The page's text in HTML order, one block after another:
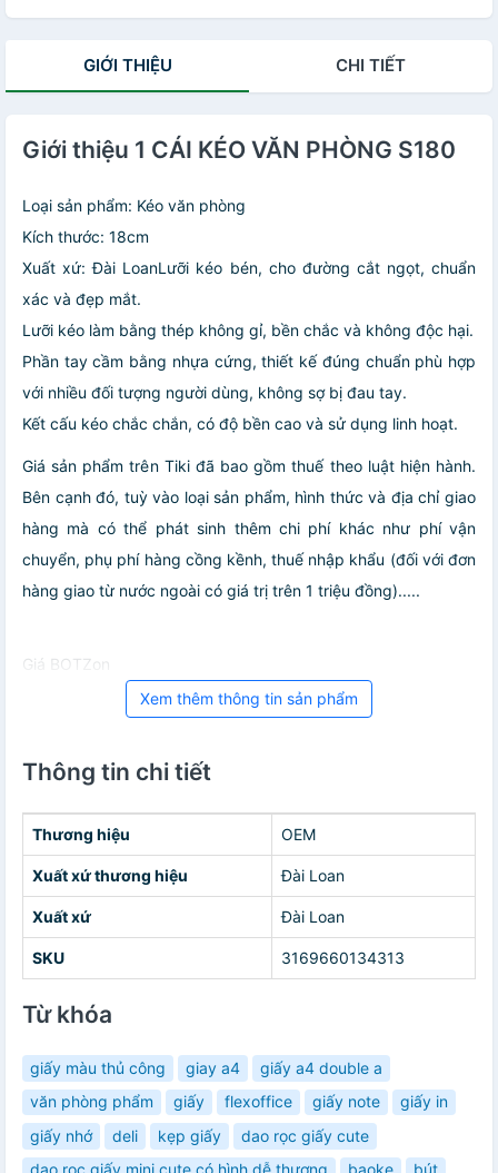
GIỚI THIỆU CHI TIẾT
Giới thiệu 1 CÁI KÉO VĂN PHÒNG S180
Loại sản phẩm: Kéo văn phòng
Kích thước: 18cm
Xuất xứ: Đài LoanLưỡi kéo bén, cho đường cắt ngọt, chuẩn
xác và đẹp mắt.
Lưỡi kéo làm bằng thép không gỉ, bền chắc và không độc hại.
Phần tay cầm bằng nhựa cứng, thiết kế đúng chuẩn phù hợp
với nhiều đối tượng người dùng, không sợ bị đau tay.
Kết cấu kéo chắc chắn, có độ bền cao và sử dụng linh hoạt.
Giá sản phẩm trên Tiki đã bao gồm thuế theo luật hiện hành.
Bên cạnh đó, tuỳ vào loại sản phẩm, hình thức và địa chỉ giao
hàng mà có thể phát sinh thêm chi phí khác như phí vận
chuyển, phụ phí hàng cồng kềnh, thuế nhập khẩu (đối với đơn
hàng giao từ nước ngoài có giá trị trên 1 triệu đồng).....
Giá BOTZon
Xem thêm thông tin sản phẩm
Thông tin chi tiết
Thương hiệu OEM
Xuất xứ thương hiệu Đài Loan
Xuất xứ Đài Loan
SKU 3169660134313
Từ khóa
giấy màu thủ công giay a4
giấy a4 double a
văn phòng phẩm
giấy flexoffice giấy note
giấy in
giấy nhớ
deli kẹp giấy
dao rọc giấy cute